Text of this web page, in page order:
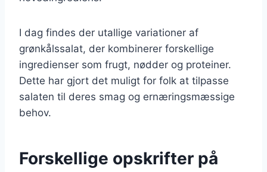
I dag findes der utallige variationer af
grønkålssalat, der kombinerer forskellige
ingredienser som frugt, nødder og proteiner.
Dette har gjort det muligt for folk at tilpasse
salaten til deres smag og ernæringsmæssige
behov.
Forskellige opskrifter på